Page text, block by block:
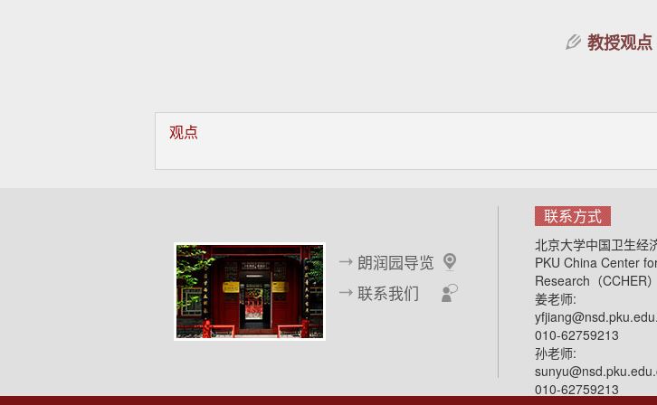
教授观点
观点
朗润园导览
联系我们
联系方式
北京大学中国卫生经
PKU China Center
Research（CCHER）
姜老师:
010-62759213
孙老师:
010-62759213